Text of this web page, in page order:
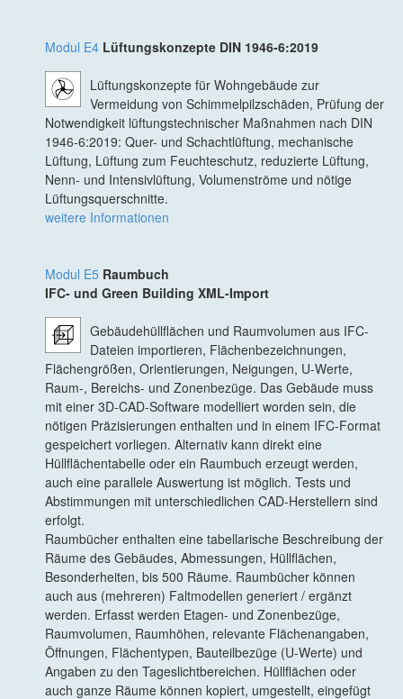
Modul E4 Lüftungskonzepte DIN 1946-6:2019
Lüftungskonzepte für Wohngebäude zur
Vermeidung von Schimmelpilzschäden, Prüfung der
Notwendigkeit lüftungstechnischer Maßnahmen nach DIN
1946-6:2019: Quer- und Schachtlüftung, mechanische
Lüftung, Lüftung zum Feuchteschutz, reduzierte Lüftung,
Nenn- und Intensivlüftung, Volumenströme und nötige
Lüftungsquerschnitte.
weitere Informationen
Modul E5 Raumbuch
IFC- und Green Building XML-Import
Gebäudehüllflächen und Raumvolumen aus IFC-
Dateien importieren, Flächenbezeichnungen,
Flächengrößen, Orientierungen, Neigungen, U-Werte,
Raum-, Bereichs- und Zonenbezüge. Das Gebäude muss
mit einer 3D-CAD-Software modelliert worden sein, die
nötigen Präzisierungen enthalten und in einem IFC-Format
gespeichert vorliegen. Alternativ kann direkt eine
Hüllflächentabelle oder ein Raumbuch erzeugt werden,
auch eine parallele Auswertung ist möglich. Tests und
Abstimmungen mit unterschiedlichen CAD-Herstellern sind
erfolgt.
Raumbücher enthalten eine tabellarische Beschreibung der
Räume des Gebäudes, Abmessungen, Hüllflächen,
Besonderheiten, bis 500 Räume. Raumbücher können
auch aus (mehreren) Faltmodellen generiert / ergänzt
werden. Erfasst werden Etagen- und Zonenbezüge,
Raumvolumen, Raumhöhen, relevante Flächenangaben,
Öffnungen, Flächentypen, Bauteilbezüge (U-Werte) und
Angaben zu den Tageslichtbereichen. Hüllflächen oder
auch ganze Räume können kopiert, umgestellt, eingefügt